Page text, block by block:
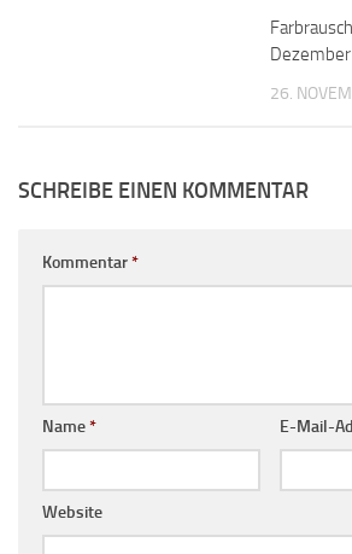
26.
SCHREIBE EINEN KOMMENTAR
Kommentar*
Name* E-Mail-
Website